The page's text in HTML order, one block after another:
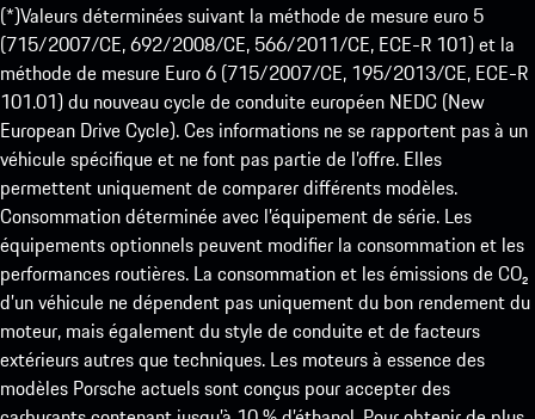
(*)Valeurs déterminées suivant la méthode de mesure euro 5
(715/2007/CE, 692/2008/CE, 566/2011/CE, ECE-R 101) et la
méthode de mesure Euro 6 (715/2007/CE, 195/2013/CE, ECE-R
101.01) du nouveau cycle de conduite européen NEDC (New
European Drive Cycle). Ces informations ne se rapportent pas à un
véhicule spécifique et ne font pas partie de l’offre. Elles
permettent uniquement de comparer différents modèles.
Consommation déterminée avec l’équipement de série. Les
équipements optionnels peuvent modifier la consommation et les
performances routières. La consommation et les émissions de CO₂
d’un véhicule ne dépendent pas uniquement du bon rendement du
moteur, mais également du style de conduite et de facteurs
extérieurs autres que techniques. Les moteurs à essence des
modèles Porsche actuels sont conçus pour accepter des